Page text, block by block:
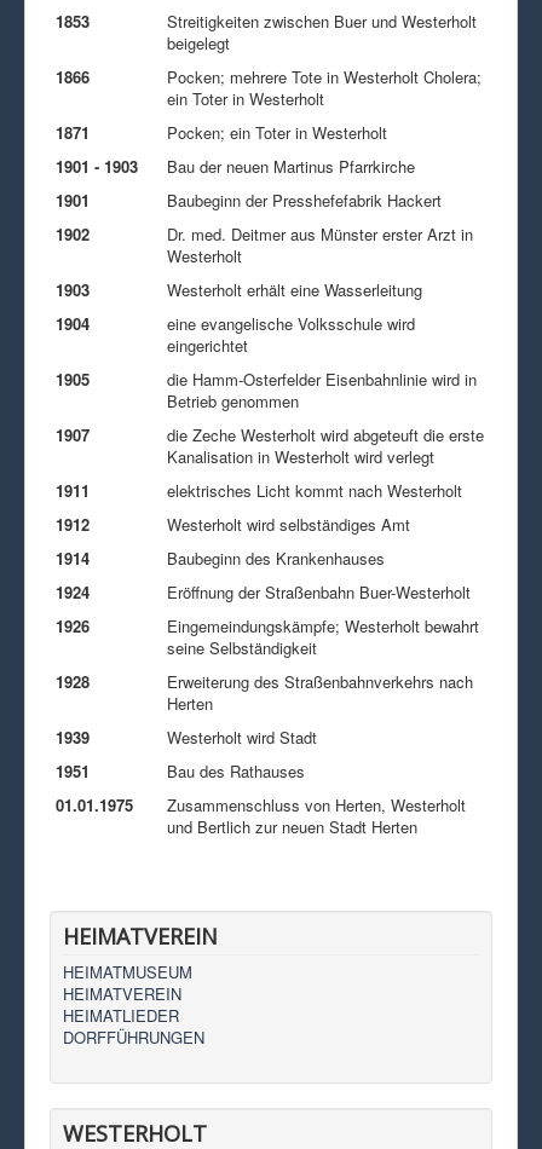
1853
Streitigkeiten zwischen Buer und Westerholt
beigelegt
1866
Pocken; mehrere Tote in Westerholt Cholera;
ein Toter in Westerholt
1871
Pocken; ein Toter in Westerholt
1901 - 1903
Bau der neuen Martinus Pfarrkirche
1901
Baubeginn der Presshefefabrik Hackert
1902
Dr. med. Deitmer aus Münster erster Arzt in
Westerholt
1903
Westerholt erhält eine Wasserleitung
1904
eine evangelische Volksschule wird
eingerichtet
1905
die Hamm-Osterfelder Eisenbahnlinie wird in
Betrieb genommen
1907
die Zeche Westerholt wird abgeteuft die erste
Kanalisation in Westerholt wird verlegt
1911
elektrisches Licht kommt nach Westerholt
1912
Westerholt wird selbständiges Amt
1914
Baubeginn des Krankenhauses
1924
Eröffnung der Straßenbahn Buer-Westerholt
1926
Eingemeindungskämpfe; Westerholt bewahrt
seine Selbständigkeit
1928
Erweiterung des Straßenbahnverkehrs nach
Herten
1939
Westerholt wird Stadt
1951
Bau des Rathauses
01.01.1975
Zusammenschluss von Herten, Westerholt
und Bertlich zur neuen Stadt Herten
HEIMATVEREIN
HEIMATMUSEUM
HEIMATVEREIN
HEIMATLIEDER
DORFFÜHRUNGEN
WESTERHOLT